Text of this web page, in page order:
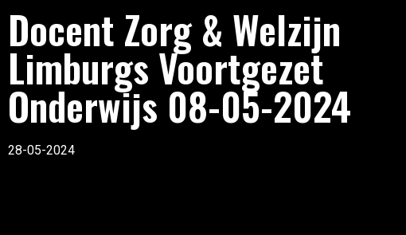
Docent Zorg & Welzijn
Limburgs Voortgezet
Onderwijs 08-05-2024
28-05-2024